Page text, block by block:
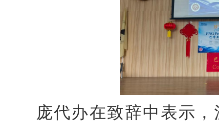
庞代办在致辞中表示